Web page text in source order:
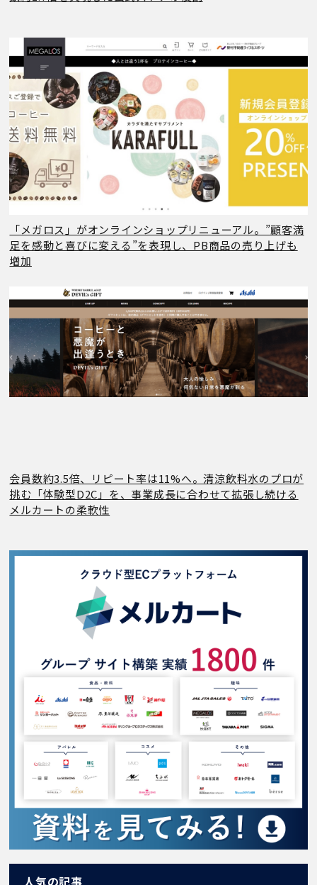
「メガロス」がオンラインショップリニューアル。”顧客満
足を感動と喜びに変える”を表現し、PB商品の売り上げも
増加
会員数約3.5倍、リピート率は11%へ。清涼飲料水のプロが
挑む「体験型D2C」を、事業成長に合わせて拡張し続ける
メルカートの柔軟性
人気の記事